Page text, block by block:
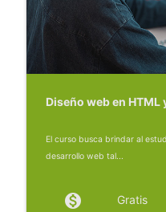
Diseño web en HTML
El curso busca brindar al
desarrollo web tal...
monetization_on Gratis